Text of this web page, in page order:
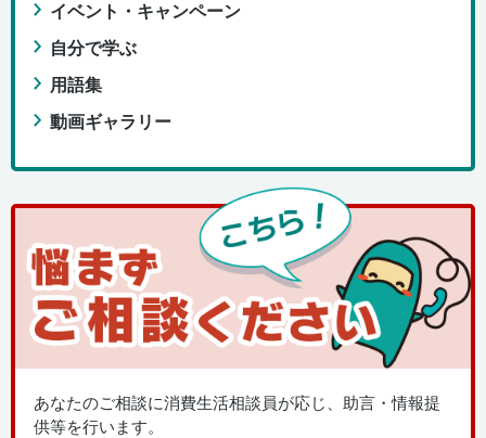
イベント・キャンペーン
自分で学ぶ
用語集
動画ギャラリー
あなたのご相談に消費生活相談員が応じ、助言・情報提
供等を行います。